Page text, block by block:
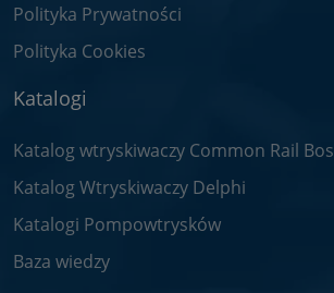
Polityka Prywatności
Polityka Cookies
Katalogi
Katalog wtryskiwaczy Common Rail
Katalog Wtryskiwaczy Delphi
Katalogi Pompowtrysków
Baza wiedzy